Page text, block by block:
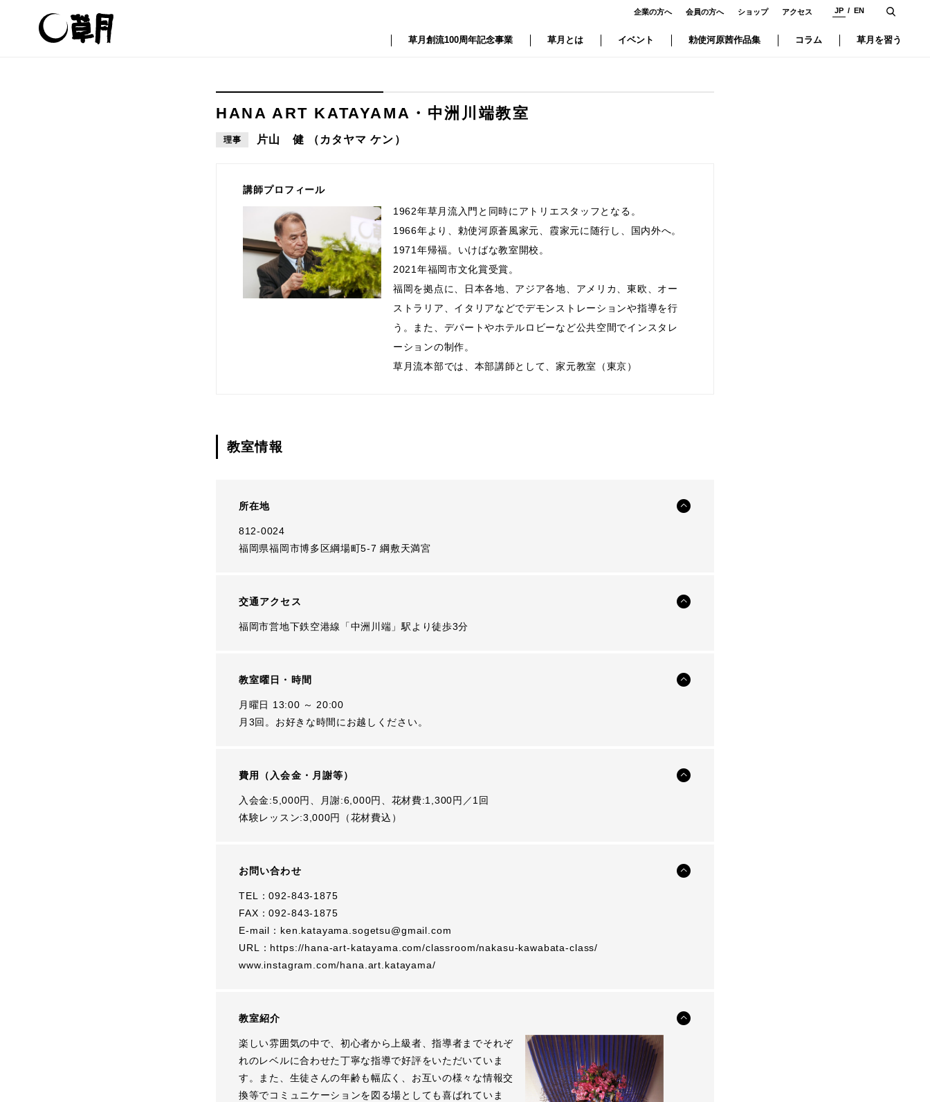
企業の方へ 会員の方へ ショップ アクセス JP EN
草月創流100周年記念事業 草月とは イベント 勅使河原茜作品集 コラム 草月を習う
HANA ART KATAYAMA・中洲川端教室
理事 片山 健 （カタヤマ ケン）
講師プロフィール
1962年草月流入門と同時にアトリエスタッフとなる。
1966年より、勅使河原蒼風家元、霞家元に随行し、国内外へ。
1971年帰福。いけばな教室開校。
2021年福岡市文化賞受賞。
福岡を拠点に、日本各地、アジア各地、アメリカ、東欧、オー
ストラリア、イタリアなどでデモンストレーションや指導を行
う。また、デパートやホテルロビーなど公共空間でインスタレ
ーションの制作。
草月流本部では、本部講師として、家元教室（東京）
教室情報
所在地
812-0024
福岡県福岡市博多区綱場町5-7 綱敷天満宮
交通アクセス
福岡市営地下鉄空港線「中洲川端」駅より徒歩3分
教室曜日・時間
月曜日 13:00 ～ 20:00
月3回。お好きな時間にお越しください。
費用（入会金・月謝等）
入会金:5,000円、月謝:6,000円、花材費:1,300円／1回
体験レッスン:3,000円（花材費込）
お問い合わせ
TEL：092-843-1875
FAX：092-843-1875
E-mail： ken.katayama.sogetsu@gmail.com
URL： https://hana-art-katayama.com/classroom/nakasu-kawabata-class/
www.instagram.com/hana.art.katayama/
教室紹介
楽しい雰囲気の中で、初心者から上級者、指導者までそれぞ
れのレベルに合わせた丁寧な指導で好評をいただいていま
す。また、生徒さんの年齢も幅広く、お互いの様々な情報交
換等でコミュニケーションを図る場としても喜ばれていま